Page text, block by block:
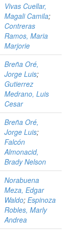
Vivas Cuellar,
Magali Camila;
Contreras
Ramos, Maria
Marjorie
Breña Oré,
Jorge Luis;
Gutierrez
Medrano, Luis
Cesar
Breña Oré,
Jorge Luis;
Falcón
Almonacid,
Brady Nelson
Norabuena
Meza, Edgar
Waldo; Espinoza
Robles, Marly
Andrea